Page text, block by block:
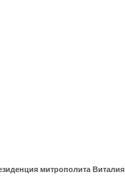
митрополита